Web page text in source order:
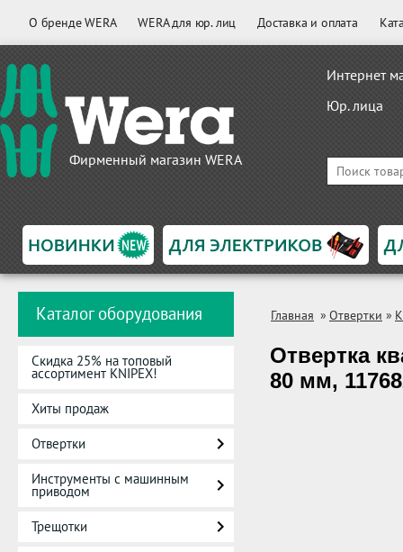
О бренде WERA WERA для юр. лиц Доставка и оплата
Фирменный магазин WERA
Интернет
Юр. лица
Каталог оборудования
Скидка 25% на топовый
ассортимент KNIPEX!
Хиты продаж
Отвертки
Инструменты с машинным
приводом
Трещотки
Главная » Отвертки »
Отвертка
80 мм,